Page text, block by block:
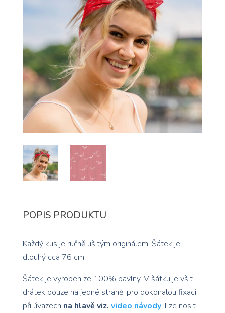
POPIS PRODUKTU
Každý kus je ručně ušitým originálem. Šátek je
dlouhý cca 76 cm.
Šátek je vyroben ze 100% bavlny. V šátku je všit
drátek pouze na jedné straně, pro dokonalou fixaci
při úvazech na hlavě viz. video návody. Lze nosit